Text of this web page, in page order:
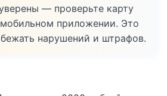
— проверьте карту
приложении. Это
нарушений и штрафов.